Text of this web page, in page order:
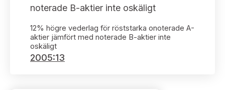
Vårt uppdrag
Informationsgivning
Arbetssätt och jävsfrågor
Om nämndens uttalanden
Framställningar och konsultation
Uttalanden sorterade efter publiceringsdatum
Takeover-regler för reglerade marknader och vissa
handelsplattformar
AKTUELLT
noterade B-aktier inte oskäligt
12% högre vederlag för röststarka onoterade A-
aktier jämfört med noterade B-aktier inte
oskäligt
2005:13